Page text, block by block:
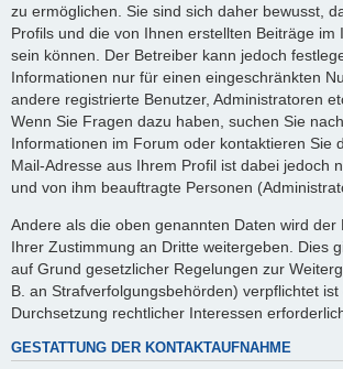
zu ermöglichen. Sie sind sich daher bewusst,
Profils und die von Ihnen erstellten Beiträge im
sein können. Der Betreiber kann jedoch
Informationen nur für einen eingeschränkten
andere registrierte Benutzer, Administratoren
Wenn Sie Fragen dazu haben, suchen Sie
Informationen im Forum oder kontaktieren Sie
Mail-Adresse aus Ihrem Profil ist dabei jedoch
und von ihm beauftragte Personen
Andere als die oben genannten Daten wird der
Ihrer Zustimmung an Dritte weitergeben. Dies
auf Grund gesetzlicher Regelungen zur
B. an Strafverfolgungsbehörden) verpflichtet
Durchsetzung rechtlicher Interessen
GESTATTUNG DER KONTAKTAUFNAHME